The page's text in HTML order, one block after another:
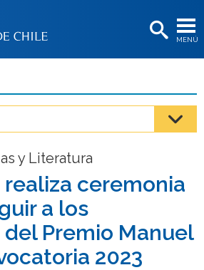
MENÚ
BIBLIOTECAS
Estudiantes
Académicas/os
Funcionarias/os
Egresadas/os
y Literatura
realiza ceremonia
a los
Premio Manuel
2023